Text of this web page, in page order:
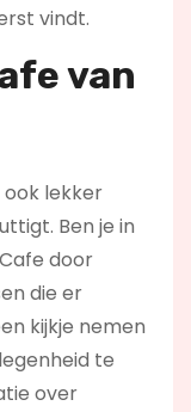
vindt.
van
lekker
Ben je in
door
die er
kijkje nemen
te
over